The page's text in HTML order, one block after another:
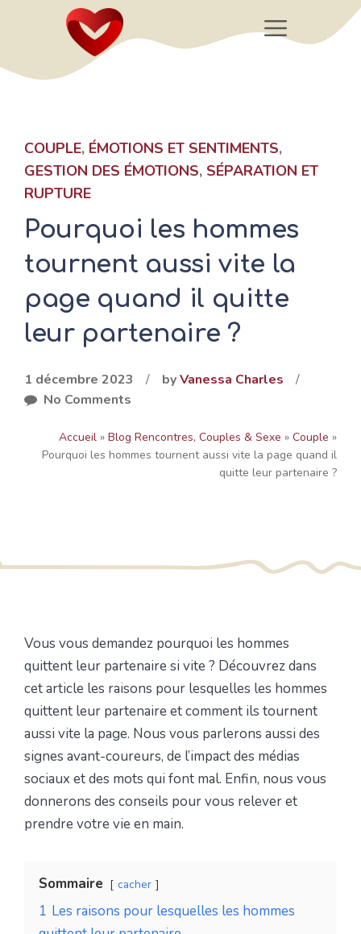
Menu
COUPLE, ÉMOTIONS ET SENTIMENTS,
GESTION DES ÉMOTIONS, SÉPARATION ET
RUPTURE
Pourquoi les hommes
tournent aussi vite la
page quand il quitte
leur partenaire ?
1 décembre 2023 / byVanessa Charles
/
No Comments
Accueil » Blog Rencontres, Couples & Sexe » Couple »
Pourquoi les hommes tournent aussi vite la page quand il
quitte leur partenaire ?
Vous vous demandez pourquoi les hommes
quittent leur partenaire si vite ? Découvrez dans
cet article les raisons pour lesquelles les hommes
quittent leur partenaire et comment ils tournent
aussi vite la page. Nous vous parlerons aussi des
signes avant-coureurs, de l’impact des médias
sociaux et des mots qui font mal. Enfin, nous vous
donnerons des conseils pour vous relever et
prendre votre vie en main.
Sommaire cacher
1 Les raisons pour lesquelles les hommes